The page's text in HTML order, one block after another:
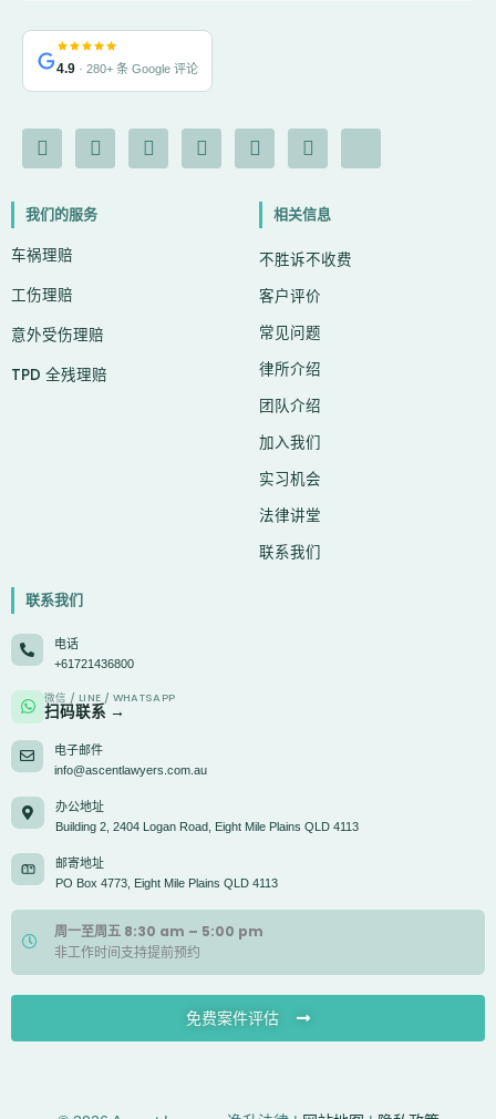
4.9 · 280+ 条 Google 评论
F
a
c
b
o
-
I
n
s
a
Y
o
u
L
i
n
G
o
o
g
e
X
-
t
i
t
r
I
o
我们的服务
车祸理赔
工伤理赔
意外受伤理赔
TPD 全残理赔
相关信息
不胜诉不收费
客户评价
常见问题
律所介绍
团队介绍
加入我们
实习机会
法律讲堂
联系我们
联系我们
电话
+61721436800
微信 / LINE / WHATSAPP
扫码联系 →
电子邮件
info@ascentlawyers.com.au
办公地址
Building 2, 2404 Logan Road, Eight Mile Plains QLD 4113
邮寄地址
PO Box 4773, Eight Mile Plains QLD 4113
周一至周五 8:30 am – 5:00 pm
非工作时间支持提前预约
免费案件评估